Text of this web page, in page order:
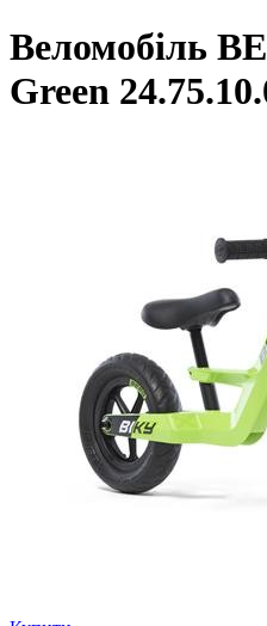
Веломобіль
Green